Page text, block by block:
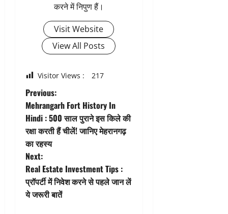
करने में निपुण हैं।
Visit Website
View All Posts
Visitor Views : 217
P
o
s
t
n
a
Previous:
Mehrangarh Fort History In
Hindi : 500 साल पुराने इस किले की
रक्षा करती हैं चीलें! जानिए मेहरानगढ़
का रहस्य
Next:
Real Estate Investment Tips :
प्रॉपर्टी में निवेश करने से पहले जान लें
ये जरूरी बातें